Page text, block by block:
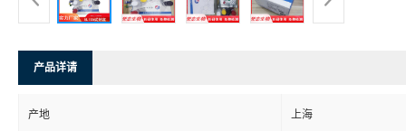
产品详请
产地 上海